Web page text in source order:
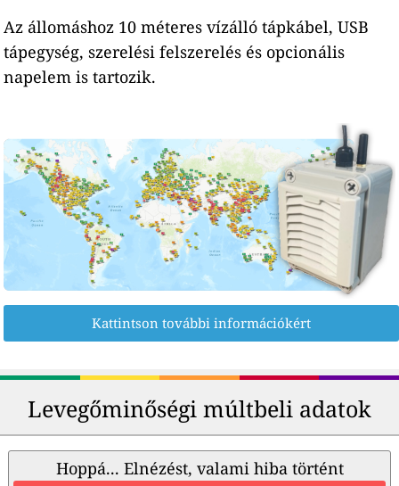
Az állomáshoz 10 méteres vízálló tápkábel, USB
tápegység, szerelési felszerelés és opcionális
napelem is tartozik.
Kattintson további információkért
Levegőminőségi múltbeli adatok
Hoppá... Elnézést, valami hiba történt